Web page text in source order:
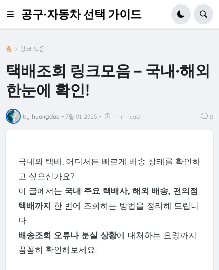
공구·자동차 선택 가이드
홈 링크 모음
택배조회 링크모음 – 국내·해외
한눈에 확인!
by huangdae • 7월 01, 2025 • 1 min read 0
국내외 택배, 어디서든 빠르게 배송 상태를 확인하
고 싶으신가요?
이 글에서는 국내 주요 택배사, 해외 배송, 편의점
택배까지 한 번에 조회하는 방법을 정리해 드립니
다.
배송조회 오류나 분실 상황에 대처하는 요령까지
꼼꼼히 확인해보세요!